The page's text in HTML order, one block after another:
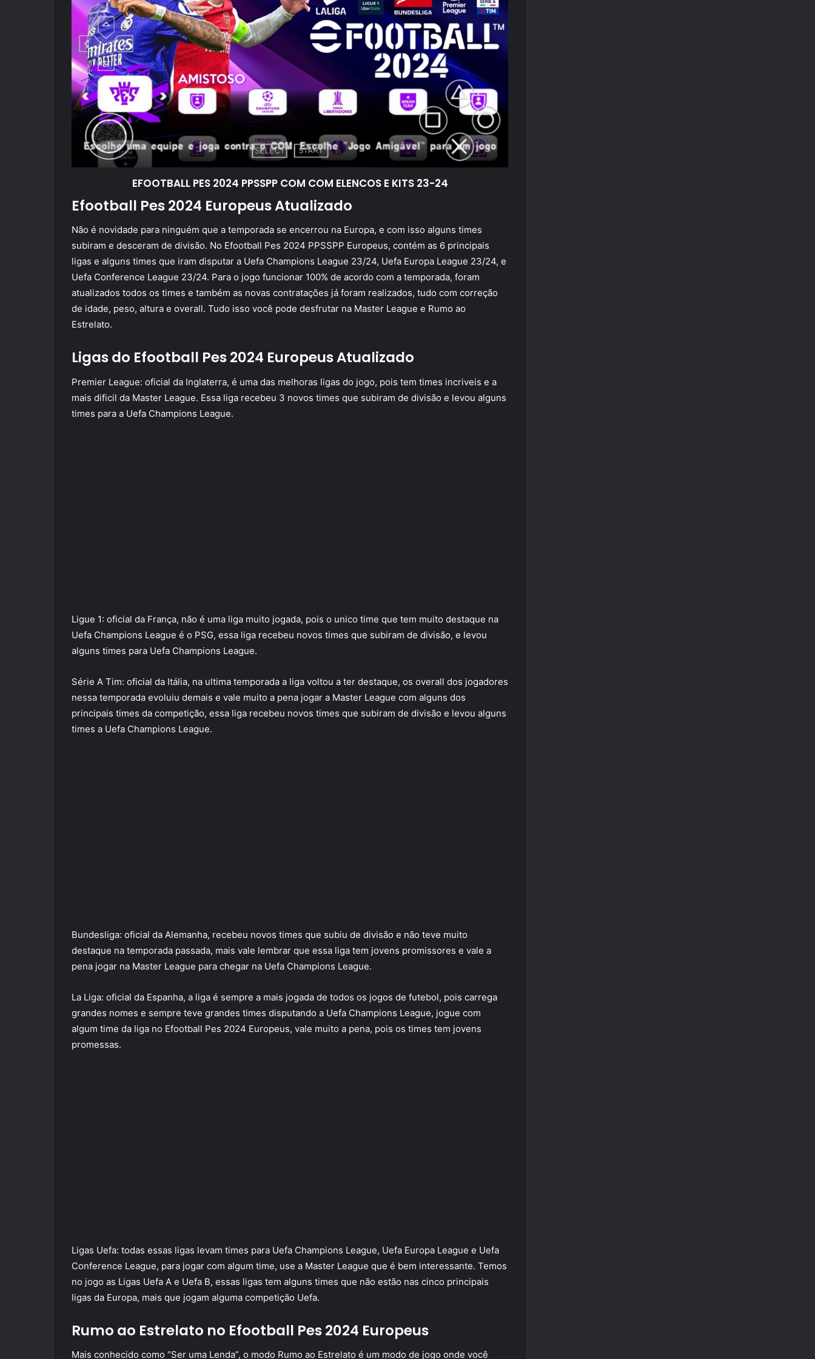
EFOOTBALL PES 2024 PPSSPP COM COM ELENCOS E KITS 23-24
Efootball Pes 2024 Europeus Atualizado
Não é novidade para ninguém que a temporada se encerrou na Europa, e com isso alguns times
subiram e desceram de divisão. No Efootball Pes 2024 PPSSPP Europeus, contém as 6 principais
ligas e alguns times que iram disputar a Uefa Champions League 23/24, Uefa Europa League 23/24, e
Uefa Conference League 23/24. Para o jogo funcionar 100% de acordo com a temporada, foram
atualizados todos os times e também as novas contratações já foram realizados, tudo com correção
de idade, peso, altura e overall. Tudo isso você pode desfrutar na Master League e Rumo ao
Estrelato.
Ligas do Efootball Pes 2024 Europeus Atualizado
Premier League: oficial da Inglaterra, é uma das melhoras ligas do jogo, pois tem times incriveis e a
mais dificil da Master League. Essa liga recebeu 3 novos times que subiram de divisão e levou alguns
times para a Uefa Champions League.
Ligue 1: oficial da França, não é uma liga muito jogada, pois o unico time que tem muito destaque na
Uefa Champions League é o PSG, essa liga recebeu novos times que subiram de divisão, e levou
alguns times para Uefa Champions League.
Série A Tim: oficial da Itália, na ultima temporada a liga voltou a ter destaque, os overall dos jogadores
nessa temporada evoluiu demais e vale muito a pena jogar a Master League com alguns dos
principais times da competição, essa liga recebeu novos times que subiram de divisão e levou alguns
times a Uefa Champions League.
Bundesliga: oficial da Alemanha, recebeu novos times que subiu de divisão e não teve muito
destaque na temporada passada, mais vale lembrar que essa liga tem jovens promissores e vale a
pena jogar na Master League para chegar na Uefa Champions League.
La Liga: oficial da Espanha, a liga é sempre a mais jogada de todos os jogos de futebol, pois carrega
grandes nomes e sempre teve grandes times disputando a Uefa Champions League, jogue com
algum time da liga no Efootball Pes 2024 Europeus, vale muito a pena, pois os times tem jovens
promessas.
Ligas Uefa: todas essas ligas levam times para Uefa Champions League, Uefa Europa League e Uefa
Conference League, para jogar com algum time, use a Master League que é bem interessante. Temos
no jogo as Ligas Uefa A e Uefa B, essas ligas tem alguns times que não estão nas cinco principais
ligas da Europa, mais que jogam alguma competição Uefa.
Rumo ao Estrelato no Efootball Pes 2024 Europeus
Mais conhecido como “Ser uma Lenda”, o modo Rumo ao Estrelato é um modo de jogo onde você